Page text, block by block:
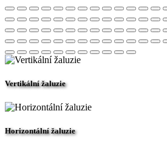
Vertikální žaluzie
Horizontální žaluzie